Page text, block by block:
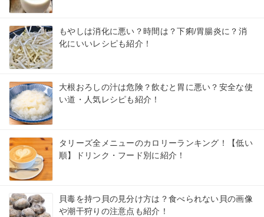
もやしは消化に悪い？時間は？下痢/胃腸炎に？消
化にいいレシピも紹介！
大根おろしの汁は危険？飲むと胃に悪い？安全な使
い道・人気レシピも紹介！
タリーズ全メニューのカロリーランキング！【低い
順】ドリンク・フード別に紹介！
貝毒を持つ貝の見分け方は？食べられない貝の画像
や潮干狩りの注意点も紹介！